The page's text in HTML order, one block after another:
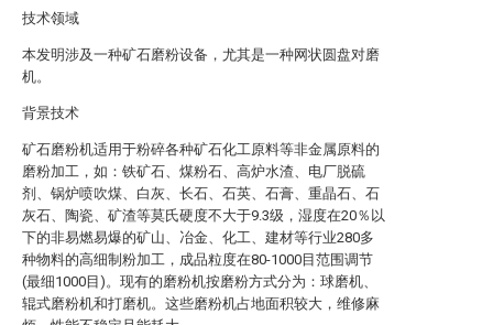
技术领域
本发明涉及一种矿石磨粉设备，尤其是一种网状圆盘对磨
机。
背景技术
矿石磨粉机适用于粉碎各种矿石化工原料等非金属原料的
磨粉加工，如：铁矿石、煤粉石、高炉水渣、电厂脱硫
剂、锅炉喷吹煤、白灰、长石、石英、石膏、重晶石、石
灰石、陶瓷、矿渣等莫氏硬度不大于9.3级，湿度在20％以
下的非易燃易爆的矿山、冶金、化工、建材等行业280多
种物料的高细制粉加工，成品粒度在80-1000目范围调节
(最细1000目)。现有的磨粉机按磨粉方式分为：球磨机、
辊式磨粉机和打磨机。这些磨粉机占地面积较大，维修麻